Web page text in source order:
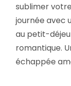
sublimer
journée avec
au petit-
romantique.
échappée